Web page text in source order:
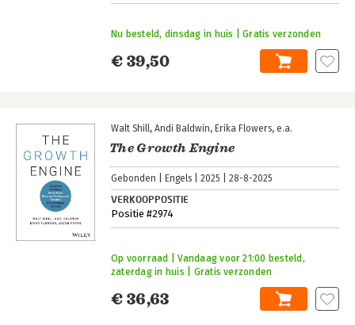
€ 39,50
Nu besteld, dinsdag in huis | Gratis verzonden
Walt Shill Andi Baldwin Erika Flowers e.a.
The Growth Engine
Gebonden Engels 2025 28-8-2025
VERKOOPPOSITIE
Positie #2974
€ 36,63
Op voorraad | Vandaag voor 21:00 besteld,
zaterdag in huis | Gratis verzonden